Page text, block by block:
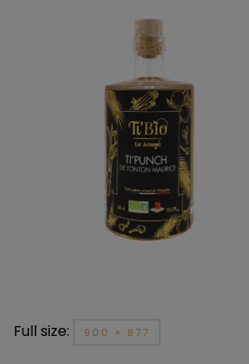
Full size: 900 × 877